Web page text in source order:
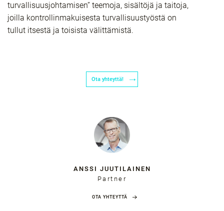
turvallisuusjohtamisen” teemoja, sisältöjä ja taitoja,
joilla kontrollinmakuisesta turvallisuustyöstä on
tullut itsestä ja toisista välittämistä.
Ota yhteyttä!
ANSSI JUUTILAINEN
Partner
OTA YHTEYTTÄ